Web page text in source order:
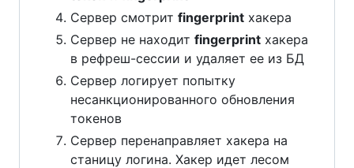
Сервер смотрит fingerprint хакера
Сервер не находит fingerprint хакера
в рефреш-сессии и удаляет ее из БД
Сервер логирует попытку
несанкционированного обновления
токенов
Сервер перенаправляет хакера на
станицу логина. Хакер идет лесом